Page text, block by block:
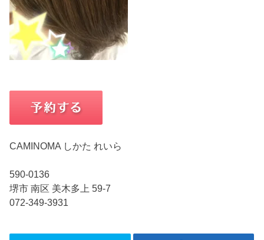
CAMINOMA しかた れいら
590-0136
堺市 南区 美木多上 59-7
072-349-3931